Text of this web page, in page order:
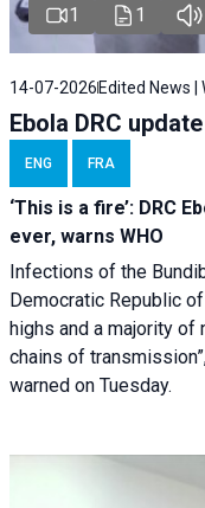
1 1
14-07-2026 Edited News |
Ebola DRC
ENG FRA
‘This is a fire’: DRC
ever, warns WHO
Infections of the
Democratic Republic
highs and a majority of
chains of
warned on Tuesday.